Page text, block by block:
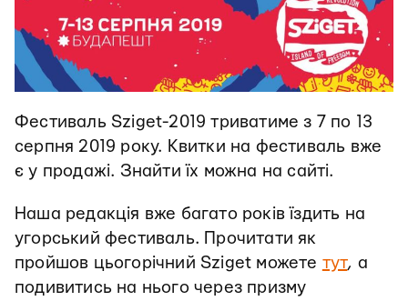
Фестиваль Sziget-2019 триватиме з 7 по 13
серпня 2019 року. Квитки на фестиваль вже
є у продажі. Знайти їх можна на сайті.
Наша редакція вже багато років їздить на
угорський фестиваль. Прочитати як
пройшов цьогорічний Sziget можете тут, а
подивитись на нього через призму